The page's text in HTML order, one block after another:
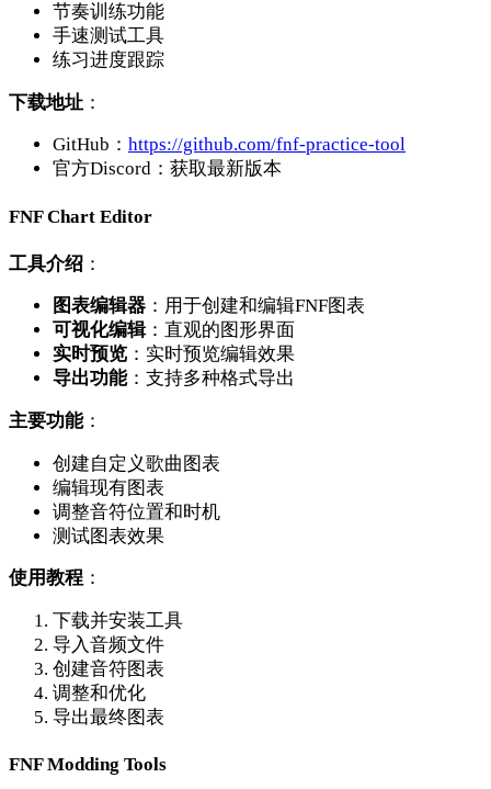
节奏训练功能
手速测试工具
练习进度跟踪
下载地址 ：
GitHub： https://github.com/fnf-practice-tool
官方Discord：获取最新版本
FNF Chart Editor
工具介绍 ：
图表编辑器 ：用于创建和编辑FNF图表
可视化编辑：直观的图形界面
实时预览 ：实时预览编辑效果
导出功能：支持多种格式导出
主要功能：
创建自定义歌曲图表
编辑现有图表
调整音符位置和时机
测试图表效果
使用教程 ：
下载并安装工具
导入音频文件
创建音符图表
调整和优化
导出最终图表
FNF Modding Tools